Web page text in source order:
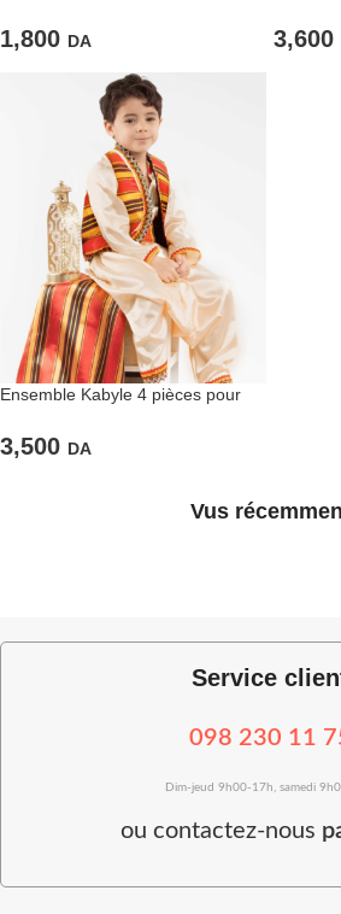
1,800 DA 3,600
Ensemble Kabyle 4 pièces pour
3,500 DA
Vus
Service
098 230 11
Dim-jeud 9h00-17h, samedi
ou contactez-nous